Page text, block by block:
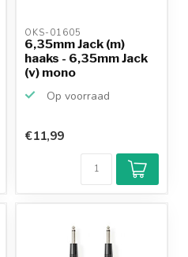
OKS-01605
6,35mm Jack (m)
haaks - 6,35mm Jack
(v) mono
Op voorraad
€11,99